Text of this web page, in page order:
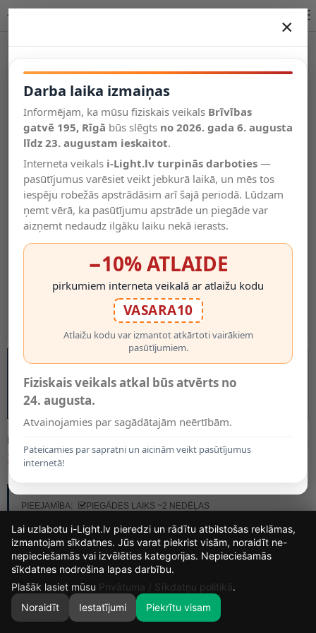
Salīdzināt
Vēlmju
saraksts
Valodas
0
MODELIS:
35.10€
PIEEJAMĪBA:
PIEGĀDES LAIKS ~2 NEDĒĻAS
×
Darba laika izmaiņas
Informējam, ka mūsu fiziskais veikals Brīvības
gatvē 195, Rīgā būs slēgts no 2026. gada 6. augusta
līdz 23. augustam ieskaitot.
Interneta veikals i-Light.lv turpinās darboties —
pasūtījumus varēsiet veikt jebkurā laikā, un mēs tos
iespēju robežās apstrādāsim arī šajā periodā. Lūdzam
ņemt vērā, ka pasūtījumu apstrāde un piegāde var
aizņemt nedaudz ilgāku laiku nekā ierasts.
−10% ATLAIDE
pirkumiem interneta veikalā ar atlaižu kodu
VASARA10
Atlaižu kodu var izmantot atkārtoti vairākiem
pasūtījumiem.
Fiziskais veikals atkal būs atvērts no
24. augusta.
Atvainojamies par sagādātajām neērtībām.
Pateicamies par sapratni un aicinām veikt pasūtījumus
internetā!
13
DIENAS
14
STUNDAS
10
MIN.
36
Lai uzlabotu i-Light.lv pieredzi un rādītu atbilstošas reklāmas,
izmantojam sīkdatnes. Jūs varat piekrist visām, noraidīt ne-
nepieciešamās vai izvēlēties kategorijas. Nepieciešamās
sīkdatnes nodrošina lapas darbību.
Plašāk lasiet mūsu Privātuma / Sīkdatņu politikā.
Noraidīt
Iestatījumi Piekrītu visam